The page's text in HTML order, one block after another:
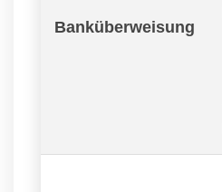
Banküberweisung